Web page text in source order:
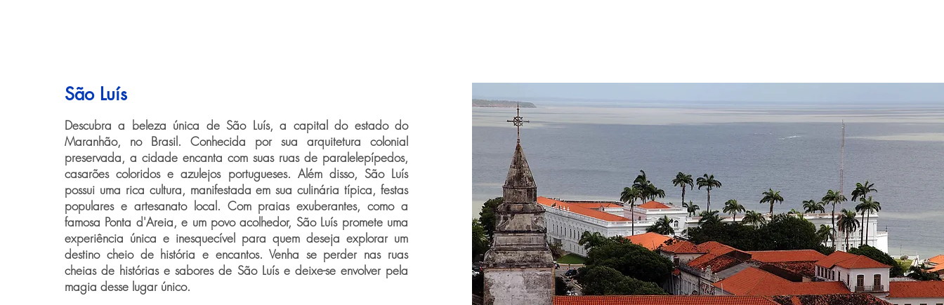
São Luís
Descubra a beleza única de São Luís, a capital do estado do
Maranhão, no Brasil. Conhecida por sua arquitetura colonial
preservada, a cidade encanta com suas ruas de paralelepípedos,
casarões coloridos e azulejos portugueses. Além disso, São Luís
possui uma rica cultura, manifestada em sua culinária típica, festas
populares e artesanato local. Com praias exuberantes, como a
famosa Ponta d'Areia, e um povo acolhedor, São Luís promete uma
experiência única e inesquecível para quem deseja explorar um
destino cheio de história e encantos. Venha se perder nas ruas
cheias de histórias e sabores de São Luís e deixe-se envolver pela
magia desse lugar único.